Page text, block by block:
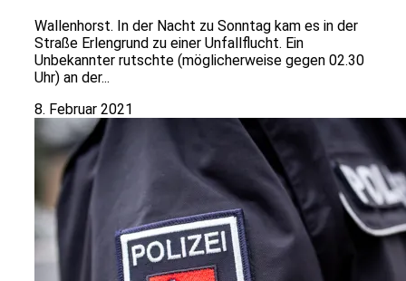
Wallenhorst. In der Nacht zu Sonntag kam es in der
Straße Erlengrund zu einer Unfallflucht. Ein
Unbekannter rutschte (möglicherweise gegen 02.30
Uhr) an der...
8. Februar 2021